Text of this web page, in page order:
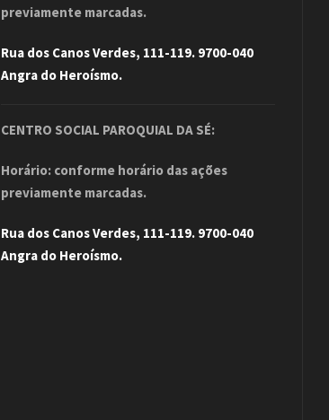
previamente marcadas.
Rua dos Canos Verdes, 111-119. 9700-040
Angra do Heroísmo.
CENTRO SOCIAL PAROQUIAL DA SÉ:
Horário: conforme horário das ações
previamente marcadas.
Rua dos Canos Verdes, 111-119. 9700-040
Angra do Heroísmo.